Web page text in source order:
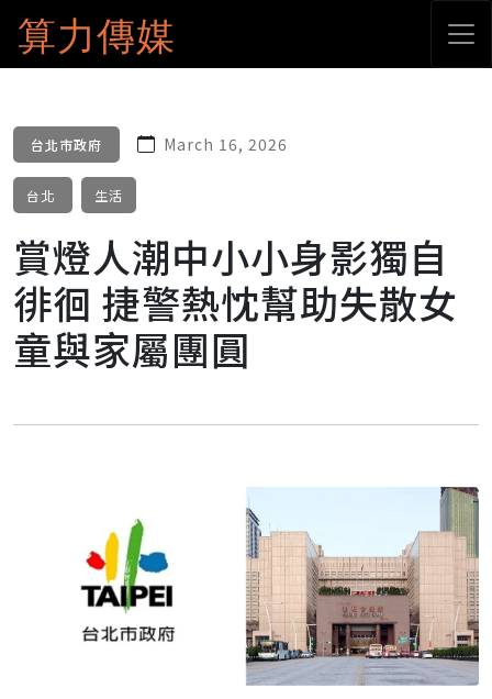
算力傳媒
台北市政府 March 16, 2026
台北 生活
賞燈人潮中小小身影獨自
徘徊 捷警熱忱幫助失散女
童與家屬團圓